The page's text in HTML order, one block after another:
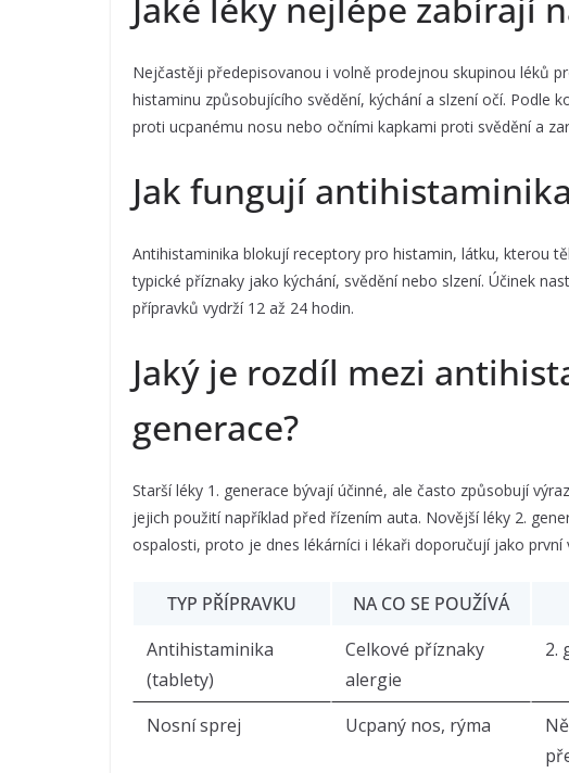
Nejčastěji předepisovanou i volně prodejnou skupinou léků
histaminu způsobujícího svědění, kýchání a slzení očí. Podle
proti ucpanému nosu nebo očními kapkami proti svědění a
Jak fungují
Antihistaminika blokují receptory pro histamin, látku, kterou
typické příznaky jako kýchání, svědění nebo slzení. Účinek
přípravků vydrží 12 až 24 hodin.
Jaký je rozdíl mezi
generace?
Starší léky 1. generace bývají účinné, ale často způsobují
jejich použití například před řízením auta. Novější léky 2.
ospalosti, proto je dnes lékárníci i lékaři doporučují jako první
TYP PŘÍPRAVKU NA CO SE POUŽÍVÁ
Antihistaminika
(tablety)
Celkové příznaky
alergie
2.
Nosní sprej Ucpaný nos, rýma